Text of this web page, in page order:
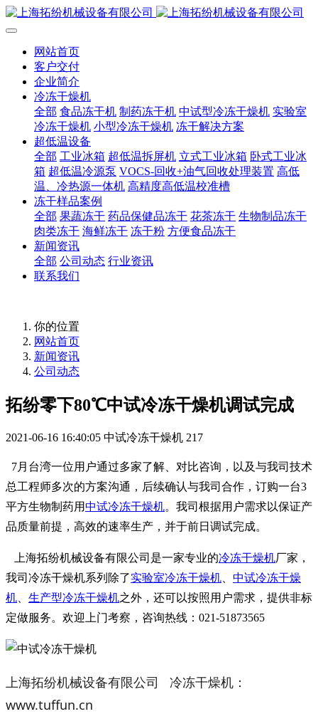
网站首页
客户交付
企业简介
冷冻干燥机
全部 食品冻干机 制药冻干机 中试型冷冻干燥机 实验室
冷冻干燥机 小型冷冻干燥机 冻干解决方案
超低温设备
全部 工业冰箱 超低温拆屏机 立式工业冰箱 卧式工业冰
箱 超低温冷源泵 VOCS-回收+油气回收处理装置 高低
温、冷热源一体机 高精度高低温校准槽
冻干样品案例
全部 果蔬冻干 药品保健品冻干 花茶冻干 生物制品冻干
肉类冻干 海鲜冻干 冻干粉 方便食品冻干
新闻资讯
全部 公司动态 行业资讯
联系我们
你的位置
网站首页
新闻资讯
公司动态
拓纷零下80℃中试冷冻干燥机调试完成
2021-06-16 16:40:05 中试冷冻干燥机 217
7月台湾一位用户通过多家了解、对比咨询，以及与我司技术
总工程师多次的方案沟通，后续确认与我司合作，订购一台3
平方生物制药用中试冷冻干燥机。我司根据用户需求以保证产
品质量前提，高效的速率生产，并于前日调试完成。
上海拓纷机械设备有限公司是一家专业的冷冻干燥机厂家，
我司冷冻干燥机系列除了实验室冷冻干燥机
中试冷冻干燥
机
生产型冷冻干燥机之外，还可以按照用户需求，提供非标
定做服务。欢迎上门考察，咨询热线：021-51873565
上海拓纷机械设备有限公司 冷冻干燥机：
www.tuffun.cn